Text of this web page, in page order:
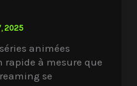
2025
animées
à mesure que
se